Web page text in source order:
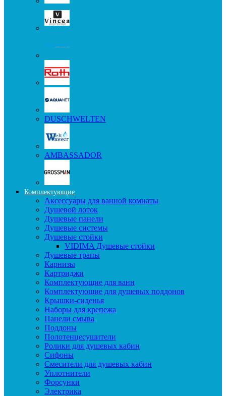
DUSCHWELTEN
AMBASSADOR
Комплектующие
Аксессуары для ванной комнаты
Душевой лоток
Душевые панели
Душевые системы
Душевые стойки
VIDIMA Душевые стойки
Душевые трапы
Карнизы
Картриджи
Комплектующие для ванн
Комплектующие для душевых поддонов
Крышки-сиденья
Наборы для крепежа
Панели смыва
Поддоны
Полотенцесушители
Ролики для душевых кабин
Сифоны
Смесители для душевых кабин
Уплотнители
Форсунки
Электрика